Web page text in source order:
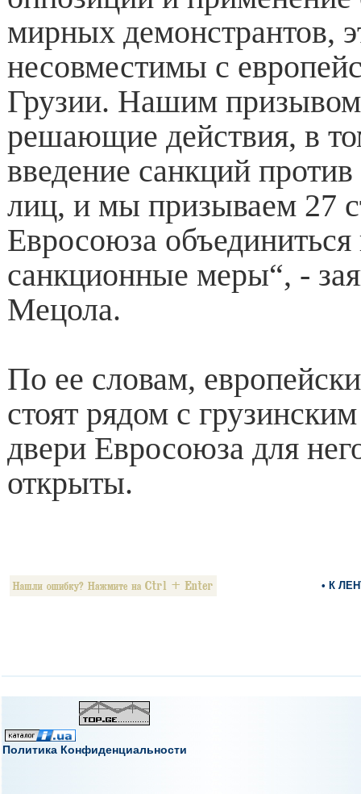
мирных демонстрантов,
несовместимы с
Грузии. Нашим призывом
решающие действия, в
введение санкций
лиц, и мы призываем 27
Евросоюза объединиться
санкционные меры“, -
Мецола.
По ее словам,
стоят рядом с
двери Евросоюза для
открыты.
• К
Политика Конфиденциальности